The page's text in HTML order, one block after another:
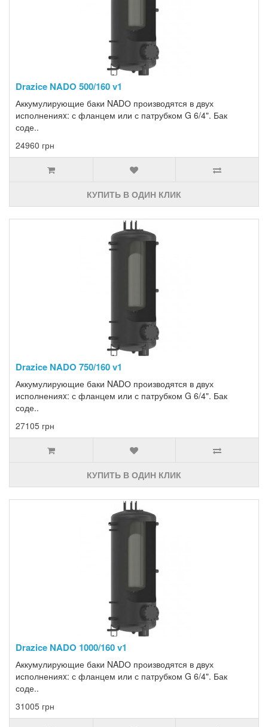
Drazice NADO 500/160 v1
Аккумулирующие баки NADО производятся в двух
исполненияx: с фланцем или с патрубком G 6/4". Бак
соде..
24960 грн
КУПИТЬ В ОДИН КЛИК
Drazice NADO 750/160 v1
Аккумулирующие баки NADО производятся в двух
исполненияx: с фланцем или с патрубком G 6/4". Бак
соде..
27105 грн
КУПИТЬ В ОДИН КЛИК
Drazice NADO 1000/160 v1
Аккумулирующие баки NADО производятся в двух
исполненияx: с фланцем или с патрубком G 6/4". Бак
соде..
31005 грн